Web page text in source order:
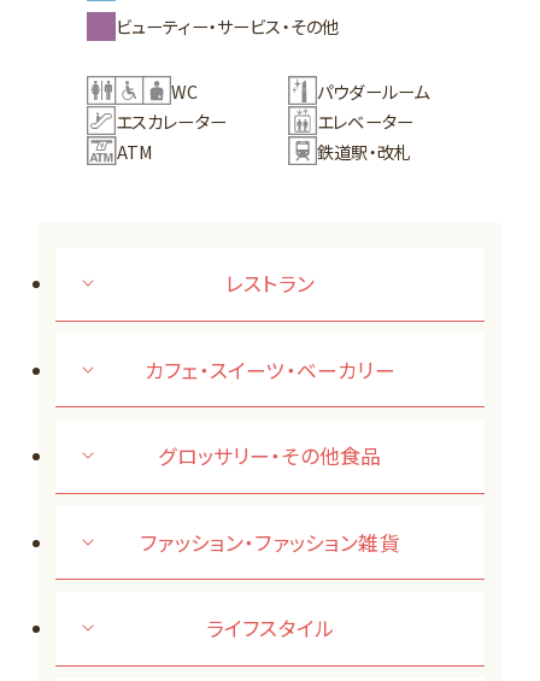
ビューティー・サービス・その他
WC
パウダールーム
エスカレーター
エレベーター
ATM
鉄道駅・改札
レストラン
カフェ・スイーツ・ベーカリー
グロッサリー・その他食品
ファッション・ファッション雑貨
ライフスタイル